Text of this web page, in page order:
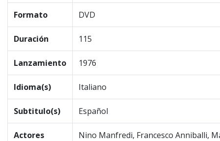
Formato DVD
Duración 115
Lanzamiento 1976
Idioma(s) Italiano
Subtitulo(s) Español
Actores
Nino Manfredi, Francesco Anniballi,